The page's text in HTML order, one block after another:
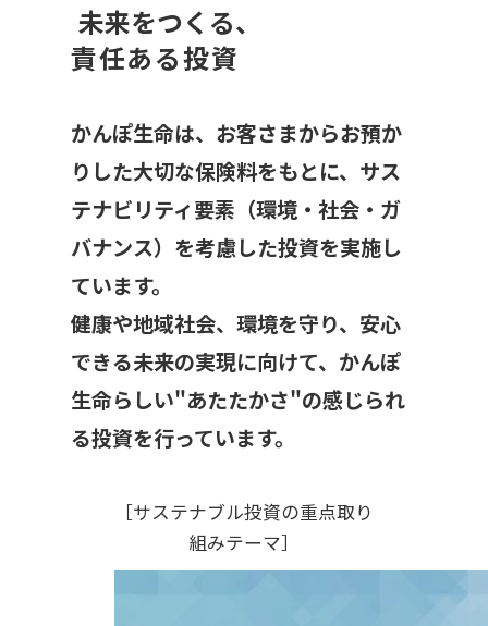
未来をつくる、
責任ある投資
かんぽ生命は、お客さまからお預か
りした大切な保険料をもとに、サス
テナビリティ要素（環境・社会・ガ
バナンス）を考慮した投資を実施し
ています。
健康や地域社会、環境を守り、安心
できる未来の実現に向けて、かんぽ
生命らしい"あたたかさ"の感じられ
る投資を行っています。
［サステナブル投資の重点取り
組みテーマ］